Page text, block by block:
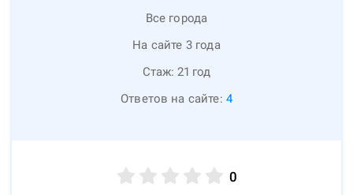
Все города
На сайте 3 года
Стаж: 21 год
Ответов на сайте: 4
0